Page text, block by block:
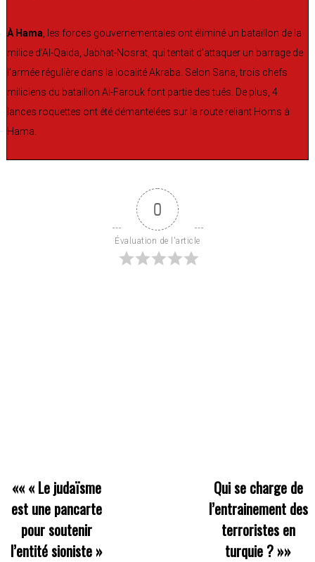
À Hama , les forces gouvernementales ont éliminé un bataillon de la
milice d’Al-Qaida, Jabhat-Nosrat, qui tentait d’attaquer un barrage de
l’armée régulière dans la localité Akraba. Selon Sana, trois chefs
miliciens du bataillon Al-Farouk font partie des tués. De plus, 4
lances roquettes ont été démantelées sur la route reliant Homs à
Hama.
0
Évaluation de l'article
«« « Le judaïsme
est une pancarte
pour soutenir
l’entité sioniste »
Qui se charge de
l’entrainement des
terroristes en
turquie ? »»